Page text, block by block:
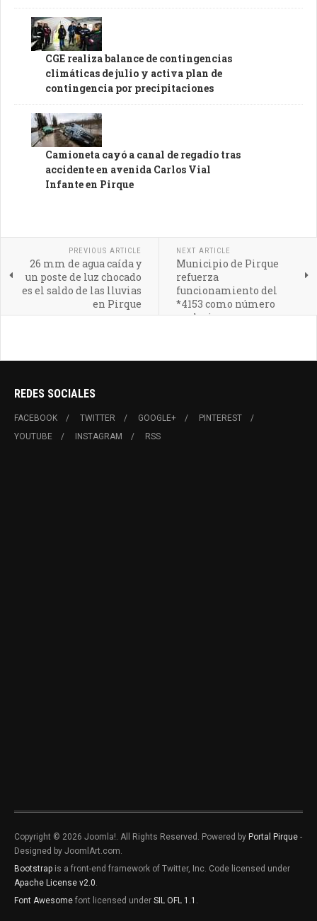
CGE realiza balance de contingencias
climáticas de julio y activa plan de
contingencia por precipitaciones
Camioneta cayó a canal de regadío tras
accidente en avenida Carlos Vial
Infante en Pirque
PREVIOUS ARTICLE
26 mm de agua caída y
un poste de luz chocado
es el saldo de las lluvias
en Pirque
NEXT ARTICLE
Municipio de Pirque
refuerza
funcionamiento del
*4153 como número
exclusivo para
REDES SOCIALES
FACEBOOK TWITTER GOOGLE+
PINTEREST
YOUTUBE
INSTAGRAM RSS
Copyright © 2026 Joomla!. All Rights Reserved. Powered by Portal Pirque -
Designed by JoomlArt.com.
Bootstrap is a front-end framework of Twitter, Inc. Code licensed under
Apache License v2.0.
Font Awesome font licensed under SIL OFL 1.1 .